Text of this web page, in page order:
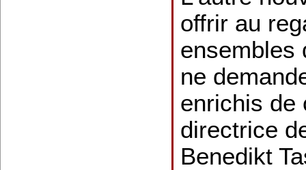
offrir au
ensembles
ne
enrichis de
directrice
Benedikt